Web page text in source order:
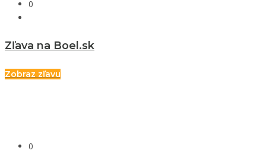
0
Zľava na Boel.sk
Zobraz zľavu
0